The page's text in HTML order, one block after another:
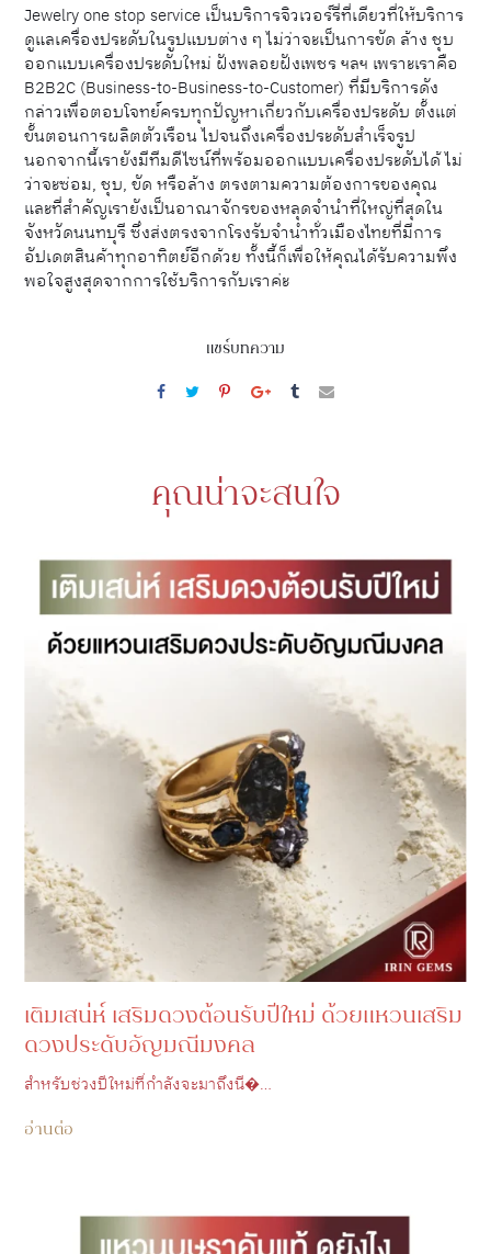
Jewelry one stop service เป็นบริการจิวเวอร์รี่ที่เดียวที่ให้บริการ
ดูแลเครื่องประดับในรูปแบบต่าง ๆ ไม่ว่าจะเป็นการขัด ล้าง ชุบ
ออกแบบเครื่องประดับใหม่ ฝังพลอยฝังเพชร ฯลฯ เพราะเราคือ
B2B2C (Business-to-Business-to-Customer) ที่มีบริการดัง
กล่าวเพื่อตอบโจทย์ครบทุกปัญหาเกี่ยวกับเครื่องประดับ ตั้งแต่
ขั้นตอนการผลิตตัวเรือน ไปจนถึงเครื่องประดับสำเร็จรูป
นอกจากนี้เรายังมีทีมดีไซน์ที่พร้อมออกแบบเครื่องประดับได้ ไม่
ว่าจะซ่อม, ชุบ, ขัด หรือล้าง ตรงตามความต้องการของคุณ
และที่สำคัญเรายังเป็นอาณาจักรของหลุดจำนำที่ใหญ่ที่สุดใน
จังหวัดนนทบุรี ซึ่งส่งตรงจากโรงรับจำนำทั่วเมืองไทยที่มีการ
อัปเดตสินค้าทุกอาทิตย์อีกด้วย ทั้งนี้ก็เพื่อให้คุณได้รับความพึง
พอใจสูงสุดจากการใช้บริการกับเราค่ะ
แชร์บทความ
คุณน่าจะสนใจ
เติมเสน่ห์ เสริมดวงต้อนรับปีใหม่ ด้วยแหวนเสริม
ดวงประดับอัญมณีมงคล
สำหรับช่วงปีใหม่ที่กำลังจะมาถึงนี�…
อ่านต่อ